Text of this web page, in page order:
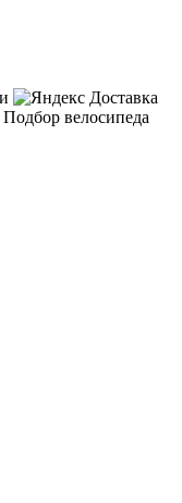
Подбор велосипеда